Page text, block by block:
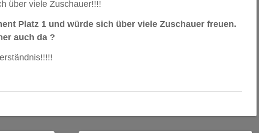
über viele Zuschauer!!!!
Platz 1 und würde sich über viele Zuschauer freuen.
auch da ?